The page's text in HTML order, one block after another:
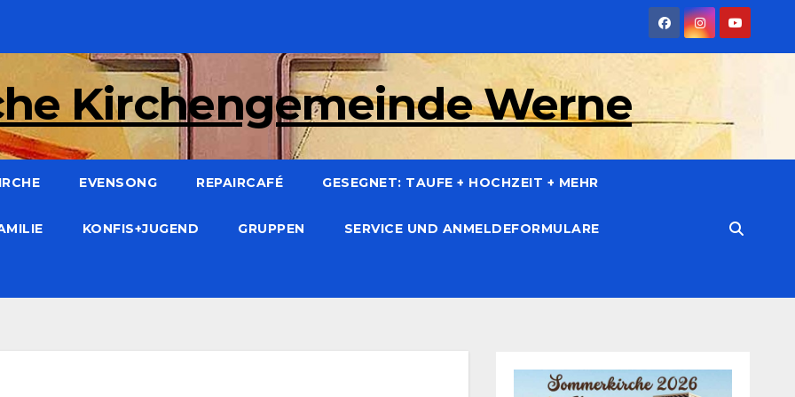
Kirchengemeinde Werne
EVENSONG REPAIRCAFÉ GESEGNET: TAUFE + HOCHZEIT + MEHR
KONFIS+JUGEND GRUPPEN SERVICE UND ANMELDEFORMULARE